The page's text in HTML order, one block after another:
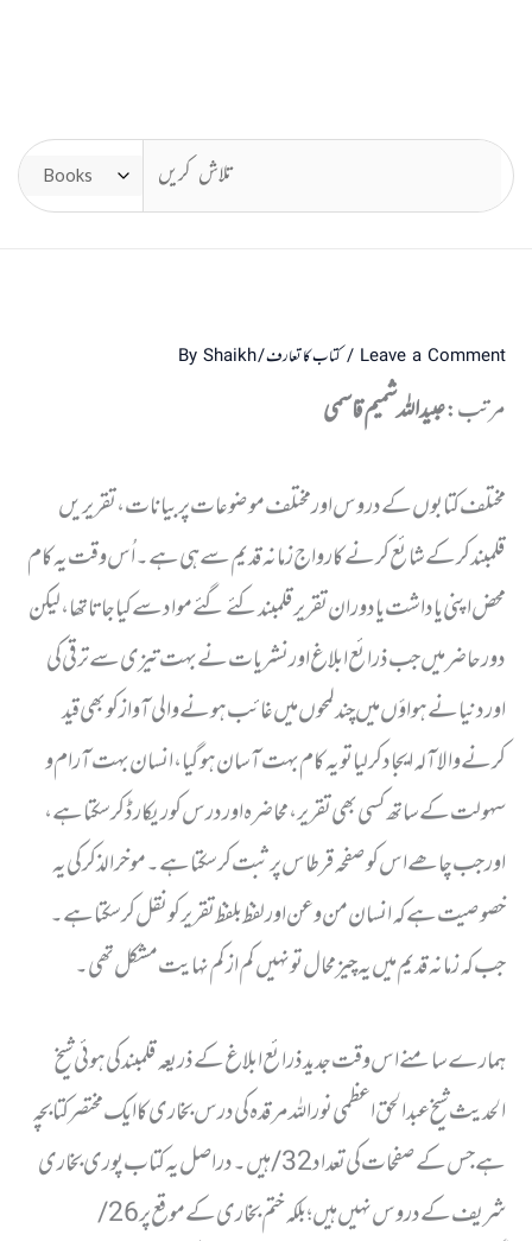
Leave a Comment
/کتاب کا تعارف/ By
Shaikh
مرتب:عبید اللہ شمیم قاسمی
مختلف کتابوں کے دروس اور مختلف موضوعات پر بیانات، تقریریں
قلمبند کرکے شائع کرنے کا رواج زمانہ قدیم سے ہی ہے۔ اُس وقت یہ کام
محض اپنی یاداشت یا دوران تقریر قلمبند کئے گئے مواد سے کیا جاتا تھا، لیکن
دور حاضر میں جب ذرائع ابلاغ اور نشریات نے بہت تیزی سے ترقی کی
اور دنیا نے ہواؤں میں چند لمحوں میں غائب ہونے والی آواز کو بھی قید
کرنے والا آلہ ایجاد کرلیا تو یہ کام بہت آسان ہوگیا، انسان بہت آرام و
سہولت کے ساتھ کسی بھی تقریر، محاضرہ اور درس کو ریکارڈ کرسکتا ہے،
اور جب چاھے اس کو صفحہ قرطاس پر ثبت کرسکتا ہے۔ موخر الذکر کی یہ
خصوصیت ہے کہ انسان من و عن اور لفظ بلفظ تقریر کو نقل کرسکتا ہے۔
جب کہ زمانہ قدیم میں یہ چیز محال تو نہیں کم از کم نہایت مشکل تھی۔
ہمارے سامنے اس وقت جدید ذرائع ابلاغ کے ذریعہ قلمبند کی ہوئی شیخ
الحدیث شیخ عبدالحق اعظمی نور اللہ مرقدہ کی درس بخاری کا ایک مختصر کتابچہ
ہے جس کے صفحات کی تعداد 32/ ہیں۔ در اصل یہ کتاب پوری بخاری
شریف کے دروس نہیں ہیں ؛ بلکہ ختم بخاری کے موقع پر 26/